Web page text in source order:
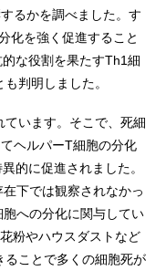
るかを調べました。す
化を強く促進すること
な役割を果たすTh1細
判明しました。
います。そこで、死細
ヘルパーT細胞の分化
的に促進されました。
下では観察されなかっ
への分化に関与してい
粉やハウスダストなど
ことで多くの細胞死が